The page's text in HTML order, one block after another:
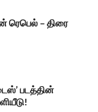
ரெபெல் – திரை
படத்தின்